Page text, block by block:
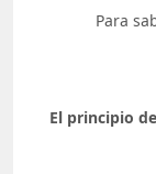
Para
El principio